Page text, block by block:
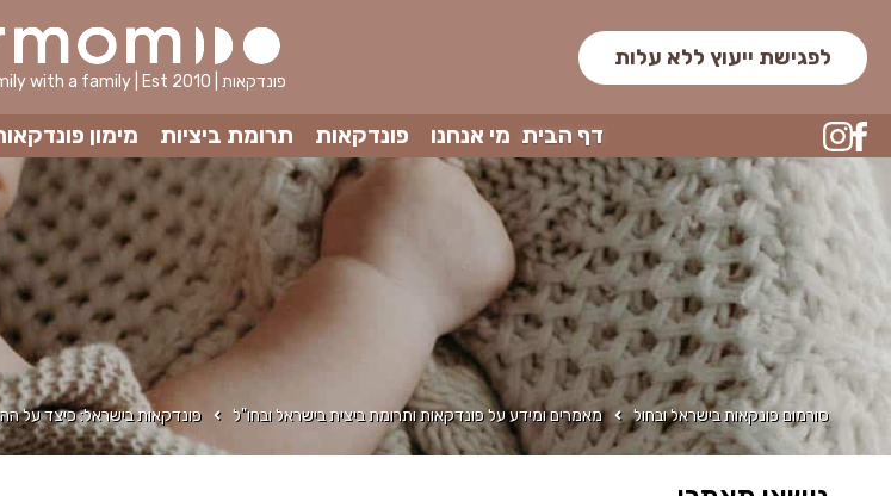
לפגישת ייעוץ ללא עלות
Creating a family with a family | Est 2010 | פונדקאות
דף הבית מי אנחנו פונדקאות תרומת ביציות מימון
סורמום פונקאות בישראל ובחול מאמרים ומידע על פונדקאות ותרומת ביצית בישראל ובחו"ל פונדקאות בישראל: כיצד על